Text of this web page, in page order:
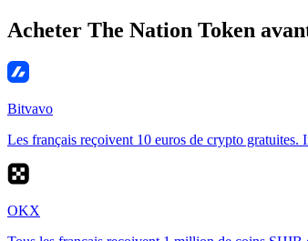
Acheter The Nation Token
Bitvavo
Les français reçoivent 10 euros de crypto gratuites.
OKX